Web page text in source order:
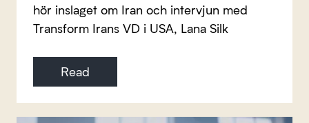
hör inslaget om Iran och intervjun med
Transform Irans VD i USA, Lana Silk
Read